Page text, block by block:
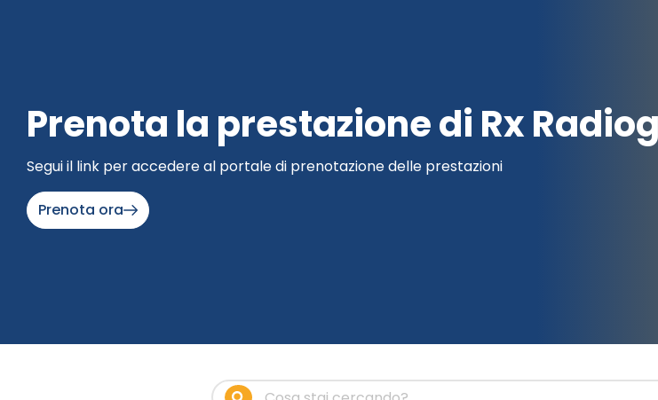
Prenota la prestazione di Rx
Segui il link per accedere al portale di prenotazione delle prestazioni
Prenota ora